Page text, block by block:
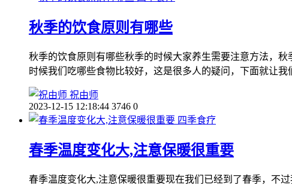
秋季的饮食原则有哪些
秋季的饮食原则有哪些秋季的时候大家养生需要注意方法，
时候我们吃哪些食物比较好，这是很多人的疑问，下面就让
祝由师
2023-12-15 12:18:44 3746 0
四季食疗
春季温度变化大,注意保暖很重要
春季温度变化大,注意保暖很重要现在我们已经到了春季，不